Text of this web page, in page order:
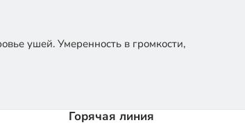
ушей. Умеренность в громкости,
Горячая линия